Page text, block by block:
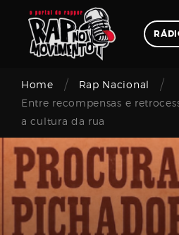
content
Pesquisar
Login
Home / Rap Nacional /
Entre recompensas e
a cultura da rua